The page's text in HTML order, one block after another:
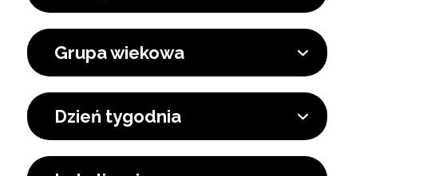
Grupa wiekowa
Dzień tygodnia